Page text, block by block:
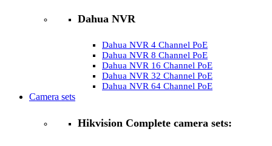
Dahua NVR
Dahua NVR 4 Channel PoE
Dahua NVR 8 Channel PoE
Dahua NVR 16 Channel PoE
Dahua NVR 32 Channel PoE
Dahua NVR 64 Channel PoE
Camera sets
Hikvision Complete camera sets: